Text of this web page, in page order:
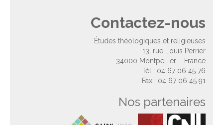
Contactez-nous
Études théologiques et religieuses
13, rue Louis Perrier
34000 Montpellier – France
Tél : 04 67 06 45 76
Fax : 04 67 06 45 91
Nos partenaires